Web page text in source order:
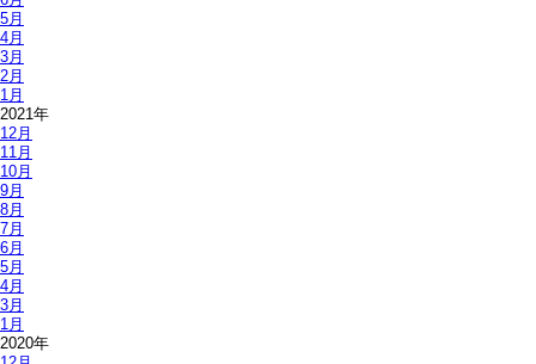
5月
4月
3月
2月
1月
2021年
12月
11月
10月
9月
8月
7月
6月
5月
4月
3月
1月
2020年